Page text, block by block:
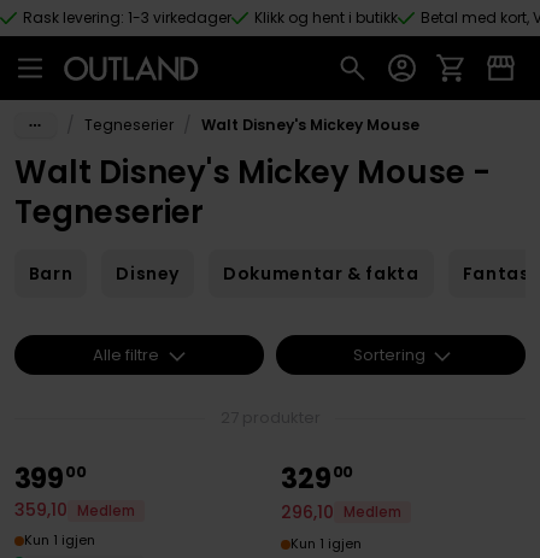
Hopp til hovedinnhold
Rask levering: 1-3 virkedager Klikk og hent i butikk Betal med kort,
Tegneserier Walt Disney's Mickey Mouse
Walt Disney's Mickey Mouse -
Tegneserier
Barn Disney Dokumentar & fakta Fantasy
39900
359,10
Medlem
Kun 1 igjen
32900
296,10
Medlem
Kun 1 igjen
Alle filtre Sortering